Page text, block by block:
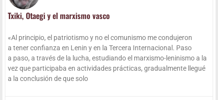
Txi­ki, Otae­gi y el mar­xis­mo vasco
«Al prin­ci­pio, el patrio­tis­mo y no el comu­nis­mo me con­du­je­ron
a tener con­fian­za en Lenin y en la Ter­ce­ra Inter­na­cio­nal. Paso
a paso, a tra­vés de la lucha, estu­dian­do el mar­­­xi­­s­­­mo-leni­­­ni­­s­­­mo a la
vez que par­ti­ci­pa­ba en acti­vi­da­des prác­ti­cas, gra­dual­men­te lle­gué
a la con­clu­sión de que solo